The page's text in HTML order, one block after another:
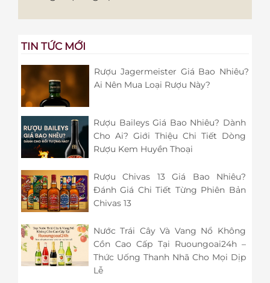
TIN TỨC MỚI
Rượu Jagermeister Giá Bao Nhiêu?
Ai Nên Mua Loại Rượu Này?
Rượu Baileys Giá Bao Nhiêu? Dành
Cho Ai? Giới Thiệu Chi Tiết Dòng
Rượu Kem Huyền Thoại
Rượu Chivas 13 Giá Bao Nhiêu?
Đánh Giá Chi Tiết Từng Phiên Bản
Chivas 13
Nước Trái Cây Và Vang Nổ Không
Cồn Cao Cấp Tại Ruoungoai24h –
Thức Uống Thanh Nhã Cho Mọi Dịp
Lễ